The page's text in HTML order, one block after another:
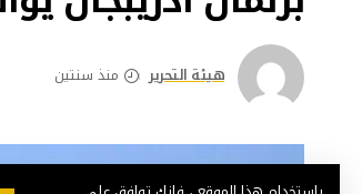
هيئة التحرير منذ سنتين